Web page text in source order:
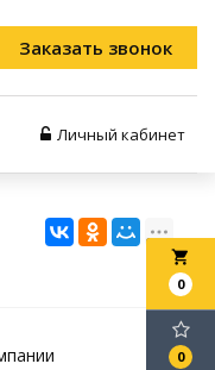
Заказать звонок
Личный кабинет
local_grocery_store
0
0